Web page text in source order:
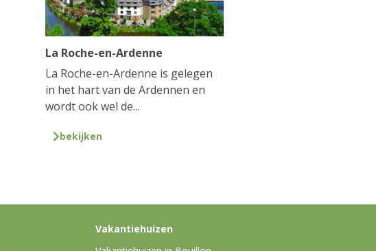
La Roche-en-Ardenne
La Roche-en-Ardenne is gelegen
in het hart van de Ardennen en
wordt ook wel de...
bekijken
Vakantiehuizen